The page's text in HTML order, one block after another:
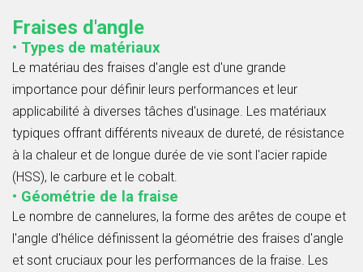
Fraises d'angle
• Types de matériaux
Le matériau des fraises d'angle est d'une grande
importance pour définir leurs performances et leur
applicabilité à diverses tâches d'usinage. Les matériaux
typiques offrant différents niveaux de dureté, de résistance
à la chaleur et de longue durée de vie sont l'acier rapide
(HSS), le carbure et le cobalt.
• Géométrie de la fraise
Le nombre de cannelures, la forme des arêtes de coupe et
l'angle d'hélice définissent la géométrie des fraises d'angle
et sont cruciaux pour les performances de la fraise. Les